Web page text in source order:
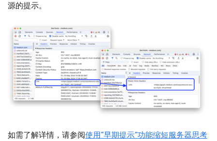
源的提示。
如需了解详情，请参阅使用“早期提示”功能缩短服务器思考